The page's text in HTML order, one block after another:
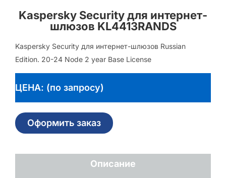
Kaspersky Security для интернет-
шлюзов KL4413RANDS
Kaspersky Security для интернет-шлюзов Russian
Edition. 20-24 Node 2 year Base License
ЦЕНА: (по запросу)
Оформить заказ
Описание